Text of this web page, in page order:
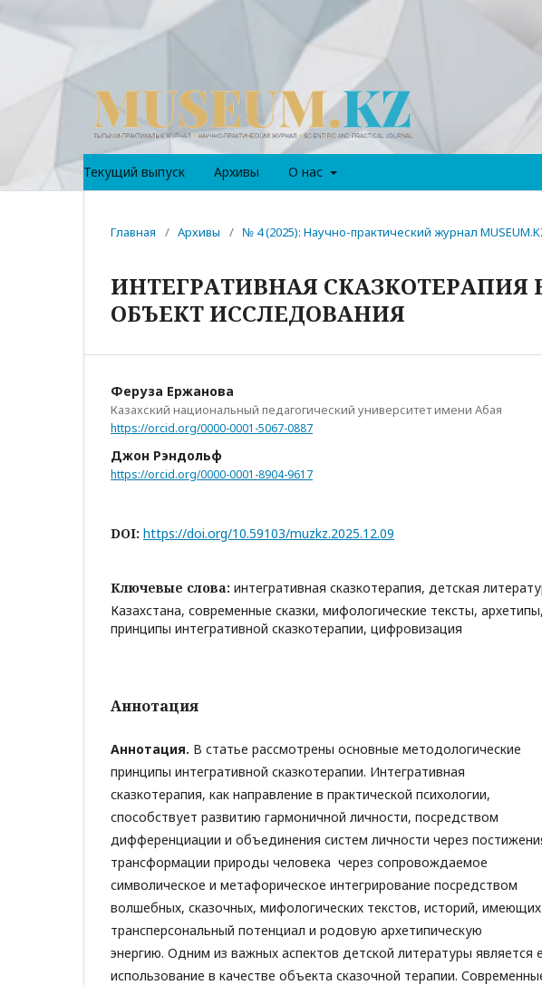
Текущий выпуск Архивы О нас
Главная / Архивы / № 4 (2025): Научно-практический журнал
ИНТЕГРАТИВНАЯ СКАЗКОТЕРАПИЯ
ОБЪЕКТ ИССЛЕДОВАНИЯ
Феруза Ержанова
Казахский национальный педагогический университет имени Абая
https://orcid.org/0000-0001-5067-0887
Джон Рэндольф
https://orcid.org/0000-0001-8904-9617
DOI: https://doi.org/10.59103/muzkz.2025.12.09
Ключевые слова: интегративная сказкотерапия, детская
Казахстана, современные сказки, мифологические тексты, архетипы,
принципы интегративной сказкотерапии, цифровизация
Аннотация
Аннотация. В статье рассмотрены основные методологические
принципы интегративной сказкотерапии. Интегративная
сказкотерапия, как направление в практической психологии,
способствует развитию гармоничной личности, посредством
дифференциации и объединения систем личности через
трансформации природы человека через сопровождаемое
символическое и метафорическое интег­рирование посредством
волшебных, сказочных, мифологических текстов, историй, имеющих
трансперсональный потенциал и родовую архетипическую
энергию. Одним из важных аспектов детской литературы является
использование в качестве объекта сказочной терапии.